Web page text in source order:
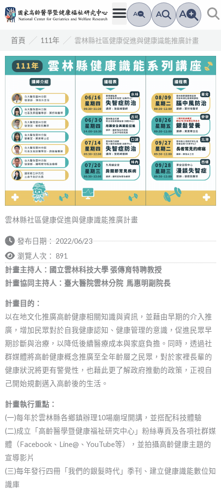
跳
至
容
A A A
首頁 ／ 111年 ／ 雲林縣社區健康促進與健康識能推廣計畫
雲林縣社區健康促進與健康識能推廣計畫
發布日期：2022/06/23
瀏覽人次： 891
計畫主持人：國立雲林科技大學 張傳育特聘教授
計畫協同主持人：臺大醫院雲林分院 馬惠明副院長
計畫目的：
以在地文化推廣高齡健康相關知識與資訊，並藉由早期的介入推
廣，增加民眾對於自我健康認知、健康管理的意識，促進民眾早
期診斷與治療，以降低後續醫療成本與家庭負擔。同時，透過社
群媒體將高齡健康概念推廣至全年齡層之民眾，對於家裡長輩的
健康狀況將更有警覺性，也藉此更了解政府推動的政策，正視自
己開始規劃邁入高齡後的生活。
計畫執行重點：
(一)每年於雲林縣各鄉鎮辦理10場廟埕開講，並搭配科技體驗
(二)成立「高齡醫學暨健康福祉研究中心」粉絲專頁及各項社群媒
體（Facebook、Line@、YouTube等），並拍攝高齡健康主題的
宣導影片
(三)每年發行四冊「我們的銀髮時代」季刊、建立健康識能數位知
識庫